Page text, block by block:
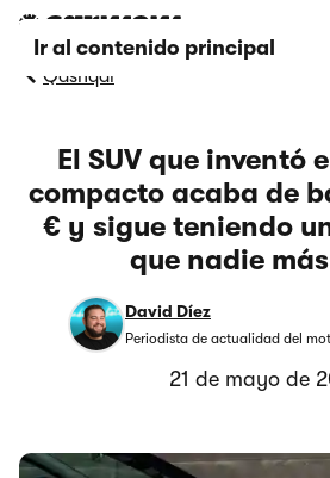
Ir al contenido principal
Qashqai
El SUV que inventó
compacto acaba de
€ y sigue teniendo
que nadie
David Díez
Periodista de actualidad del
21 de mayo de